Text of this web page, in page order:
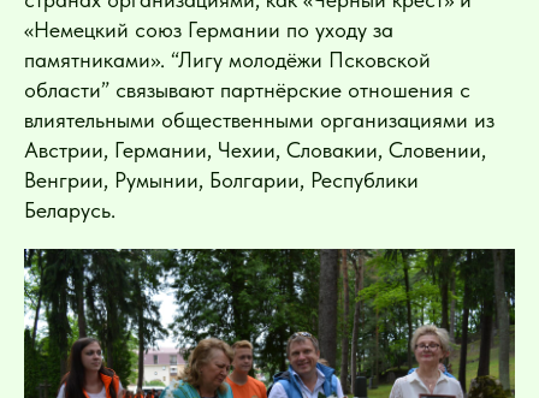
«Немецкий союз Германии по уходу за
памятниками». “Лигу молодёжи Псковской
области” связывают партнёрские отношения с
влиятельными общественными организациями из
Австрии, Германии, Чехии, Словакии, Словении,
Венгрии, Румынии, Болгарии, Республики
Беларусь.